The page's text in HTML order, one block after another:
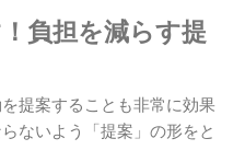
負担を減らす提
提案することも非常に効果
ないよう「提案」の形をと